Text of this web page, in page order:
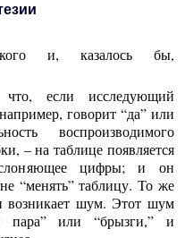
и, казалось бы,
если исследующий
говорит “да” или
воспроизводимого
– на таблице появляется
цифры; и он
“менять” таблицу. То же
возникает шум. Этот шум
пара” или “брызги,” и